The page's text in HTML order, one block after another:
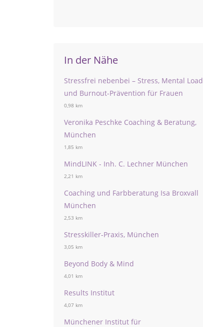
In der Nähe
Stressfrei nebenbei – Stress, Mental Load
und Burnout-Prävention für Frauen
0,98 km
Veronika Peschke Coaching & Beratung,
München
1,85 km
MindLINK - Inh. C. Lechner München
2,21 km
Coaching und Farbberatung Isa Broxvall
München
2,53 km
Stresskiller-Praxis, München
3,05 km
Beyond Body & Mind
4,01 km
Results Institut
4,07 km
Münchener Institut für